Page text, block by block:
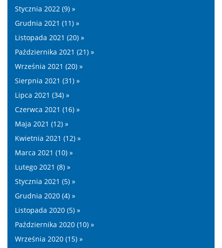
Stycznia 2022 (9) »
Grudnia 2021 (11) »
Listopada 2021 (20) »
Października 2021 (21) »
Września 2021 (20) »
Sierpnia 2021 (31) »
Lipca 2021 (34) »
Czerwca 2021 (16) »
Maja 2021 (12) »
Kwietnia 2021 (12) »
Marca 2021 (10) »
Lutego 2021 (8) »
Stycznia 2021 (5) »
Grudnia 2020 (4) »
Listopada 2020 (5) »
Października 2020 (10) »
Września 2020 (15) »